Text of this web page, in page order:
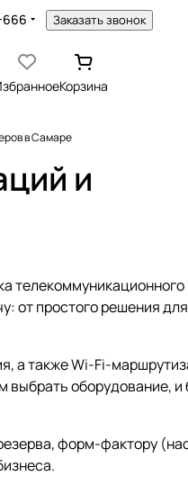
666 Заказать звонок
Корзина
в Самаре
и
телекоммуникационного
от простого решения
а также Wi-Fi-
выбрать оборудование,
форм-фактору